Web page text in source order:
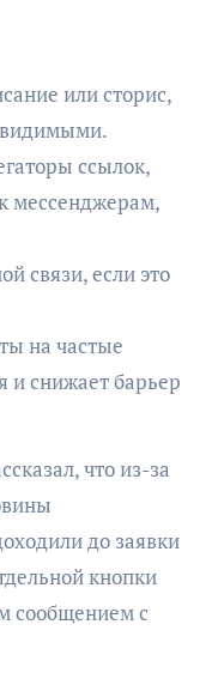
или сторис,
видимыми.
ссылок,
мессенджерам,
связи, если это
на частые
и снижает барьер
что из-за
до заявки
кнопки
сообщением с